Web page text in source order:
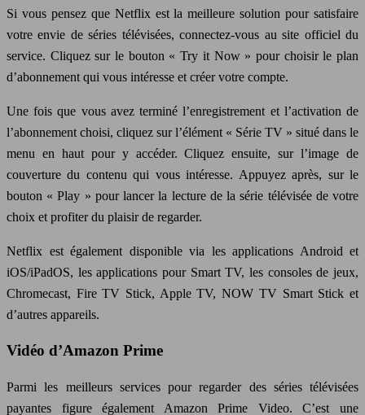
Si vous pensez que Netflix est la meilleure solution pour satisfaire
votre envie de séries télévisées, connectez-vous au site officiel du
service. Cliquez sur le bouton « Try it Now » pour choisir le plan
d’abonnement qui vous intéresse et créer votre compte.
Une fois que vous avez terminé l’enregistrement et l’activation de
l’abonnement choisi, cliquez sur l’élément « Série TV » situé dans le
menu en haut pour y accéder. Cliquez ensuite, sur l’image de
couverture du contenu qui vous intéresse. Appuyez après, sur le
bouton « Play » pour lancer la lecture de la série télévisée de votre
choix et profiter du plaisir de regarder.
Netflix est également disponible via les applications Android et
iOS/iPadOS, les applications pour Smart TV, les consoles de jeux,
Chromecast, Fire TV Stick, Apple TV, NOW TV Smart Stick et
d’autres appareils.
Vidéo d’Amazon Prime
Parmi les meilleurs services pour regarder des séries télévisées
payantes figure également Amazon Prime Video. C’est une